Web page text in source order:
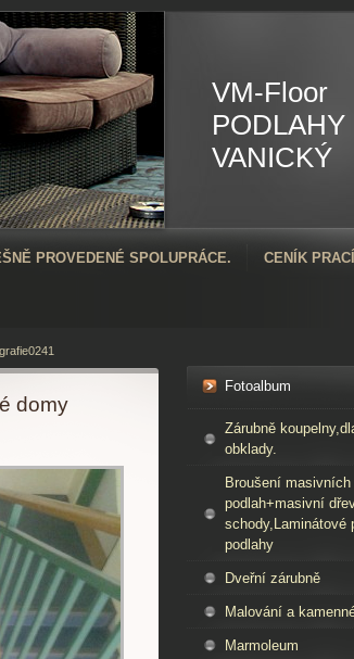
VM-Floor
PODLAHY
VANICKÝ
PROVEDENÉ SPOLUPRÁCE. CENÍK PRACÍ
domy
Fotoalbum
Zárubně
obklady.
Broušení
podlah+masivní
schody,Laminátové
podlahy
Dveřní zárubně
Malování a
Marmoleum